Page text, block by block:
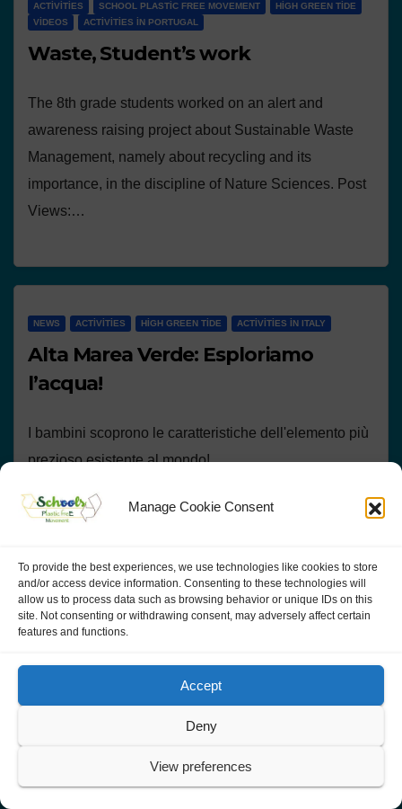
Manage Cookie Consent
To provide the best experiences, we use technologies like cookies to store
and/or access device information. Consenting to these technologies will
allow us to process data such as browsing behavior or unique IDs on this
site. Not consenting or withdrawing consent, may adversely affect certain
features and functions.
Accept
Deny
View preferences
ACTIVITIES SCHOOL PLASTIC FREE MOVEMENT
HIGH GREEN TIDE
VIDEOS
ACTIVITIES IN PORTUGAL
Waste, Student’s work
The 8th grade students worked on an alert and
awareness raising project about Sustainable Waste
Management, namely about recycling and its
importance, in the discipline of Nature Sciences. Post
Views:…
NEWS ACTIVITIES HIGH GREEN TIDE ACTIVITIES IN ITALY
Alta Marea Verde: Esploriamo
l’acqua!
I bambini scoprono le caratteristiche dell'elemento più
prezioso esistente al mondo!
NEWS ACTIVITIES HIGH GREEN TIDE ACTIVITIES IN ITALY
Alta Marea Verde: Madre Terra e
l’orto a scuola
I bambini si divertono a coltivare piante con materiale
biodegradabile e riciclato!